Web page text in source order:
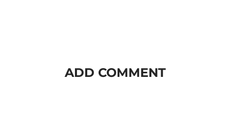
ADD COMMENT